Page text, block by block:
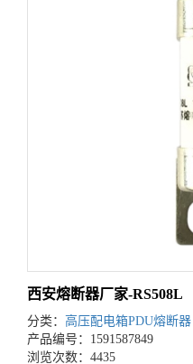
西安熔断器厂家-RS508L
分类： 高压配电箱PDU熔断器
产品编号：1591587849
浏览次数：4435